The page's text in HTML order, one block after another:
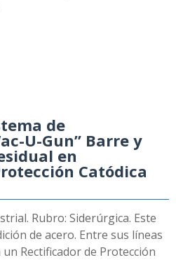
de
U-Gun” Barre y
en
Catódica
Rubro: Siderúrgica. Este
de acero. Entre sus líneas
Rectificador de Protección